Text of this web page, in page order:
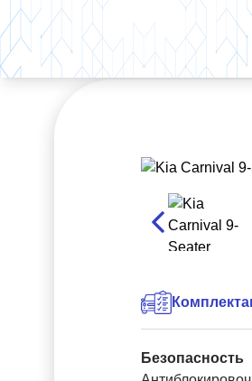
Главная/Каталог Kia Carnival 9-
Безопасность